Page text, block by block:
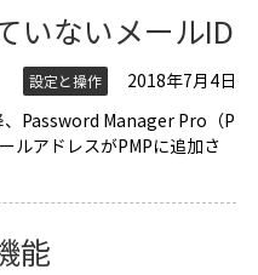
いないメールID
設定と操作
2018年7月4日
Password Manager Pro（P
ルアドレスがPMPに追加さ
能